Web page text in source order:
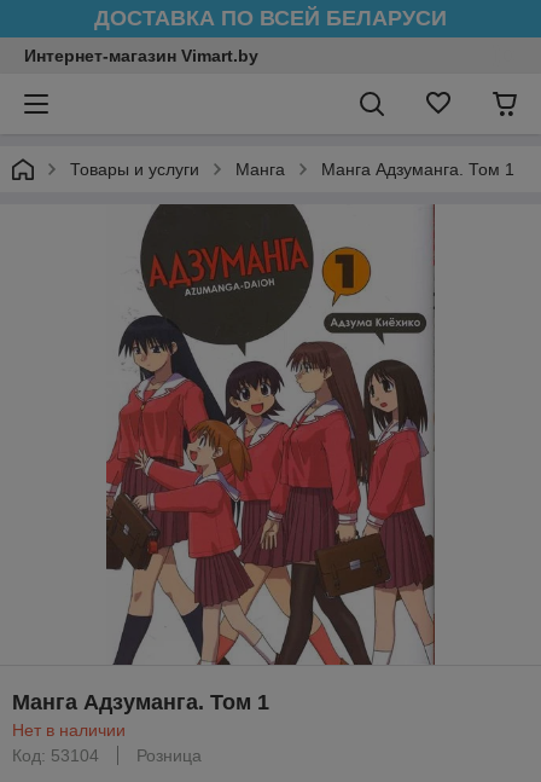
ДОСТАВКА ПО ВСЕЙ БЕЛАРУСИ
Интернет-магазин Vimart.by
Товары и услуги Манга Манга Адзуманга. Том 1
Манга Адзуманга. Том 1
Нет в наличии
Код: 53104
Розница